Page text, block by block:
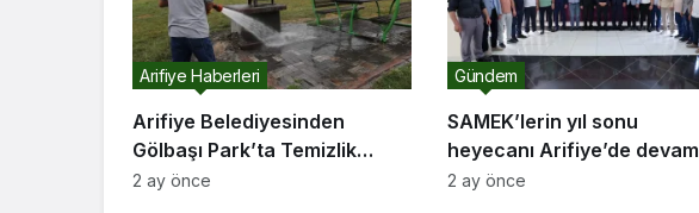
Arifiye Belediyesinden
Gölbaşı Park’ta Temizlik
Çalışması
Arifiye Haberleri
2 ay önce
SAMEK’lerin yıl sonu
heyecanı Arifiye’de devam
edecek
Gündem
2 ay önce